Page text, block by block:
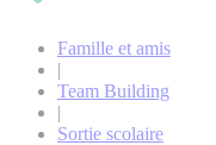
Famille et amis
|
Team Building
|
Sortie scolaire